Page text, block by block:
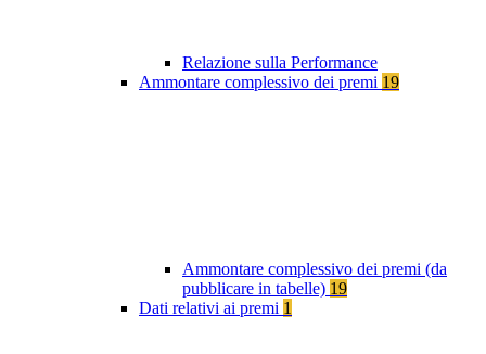
Relazione sulla Performance
Ammontare complessivo dei premi 19
Ammontare complessivo dei premi (da
pubblicare in tabelle) 19
Dati relativi ai premi 1